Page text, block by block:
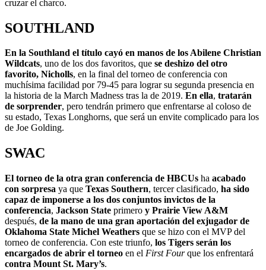
cruzar el charco.
SOUTHLAND
En la Southland el título cayó en manos de los Abilene Christian
Wildcats, uno de los dos favoritos, que se deshizo del otro
favorito, Nicholls, en la final del torneo de conferencia con
muchísima facilidad por 79-45 para lograr su segunda presencia en
la historia de la March Madness tras la de 2019. En ella, tratarán
de sorprender, pero tendrán primero que enfrentarse al coloso de
su estado, Texas Longhorns, que será un envite complicado para los
de Joe Golding.
SWAC
El torneo de la otra gran conferencia de HBCUs ha acabado
con sorpresa ya que Texas Southern, tercer clasificado, ha sido
capaz de imponerse a los dos conjuntos invictos de la
conferencia, Jackson State primero y Prairie View A&M
después, de la mano de una gran aportación del exjugador de
Oklahoma State Michel Weathers que se hizo con el MVP del
torneo de conferencia. Con este triunfo, los Tigers serán los
encargados de abrir el torneo en el First Fourque los enfrentará
contra Mount St. Mary’s.